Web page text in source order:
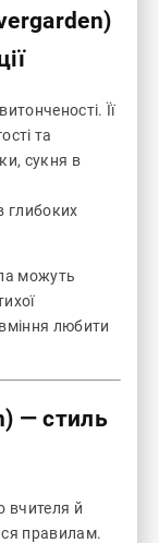
Її
та
сукня в
глибоких
можуть
любити
— стиль
вчителя й
правилам.